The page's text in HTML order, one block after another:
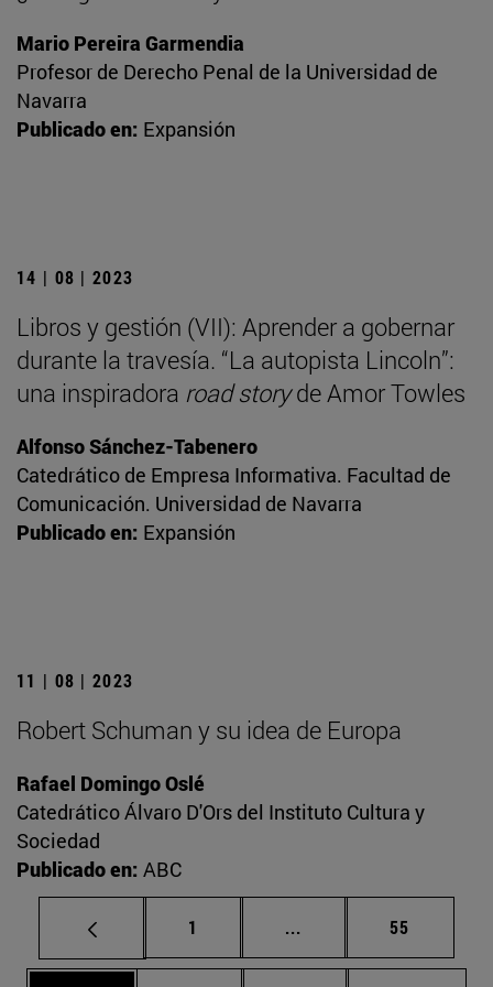
Mario Pereira Garmendia
Profesor de Derecho Penal de la Universidad de
Navarra
Publicado en: Expansión
14 | 08 | 2023
Libros y gestión (VII): Aprender a gobernar
durante la travesía. “La autopista Lincoln”:
una inspiradora road storyde Amor Towles
Alfonso Sánchez-Tabenero
Catedrático de Empresa Informativa. Facultad de
Comunicación. Universidad de Navarra
Publicado en: Expansión
11 | 08 | 2023
Robert Schuman y su idea de Europa
Rafael Domingo Oslé
Catedrático Álvaro D'Ors del Instituto Cultura y
Sociedad
Publicado en: ABC
Página
1 ... Páginas intermedias
Página
55